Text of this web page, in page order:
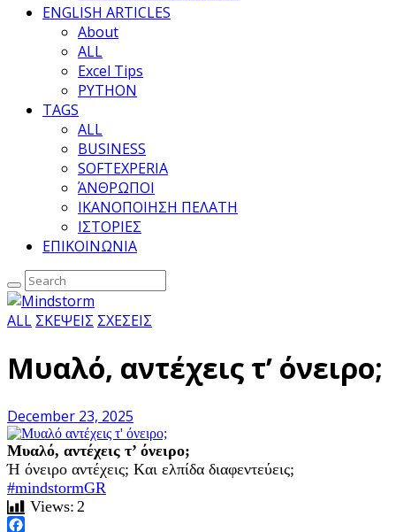
ENGLISH ARTICLES
About
ALL
Excel Tips
PYTHON
TAGS
ALL
BUSINESS
SOFTEXPERIA
ΆΝΘΡΩΠΟΙ
ΙΚΑΝΟΠΟΙΗΣΗ ΠΕΛΑΤΗ
ΙΣΤΟΡΙΕΣ
ΕΠΙΚΟΙΝΩΝΙΑ
ALL ΣΚΕΨΕΙΣ ΣΧΕΣΕΙΣ
Μυαλό, αντέχεις τ’ όνειρο;
December 23, 2025
Μυαλό, αντέχεις τ’ όνειρο;
Ή όνειρο αντέχεις; Kαι ελπίδα διαφεντεύεις;
#mindstormGR
Views: 2